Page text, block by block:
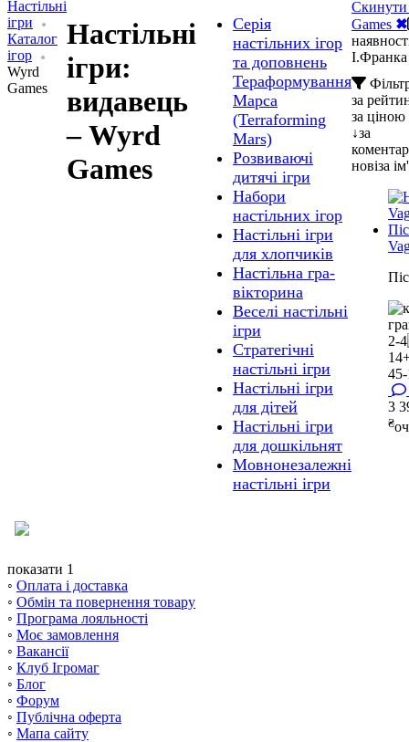
Настільні
ігри
Каталог
ігор
Wyrd
Games
Настільні
ігри:
видавець
– Wyrd
Games
Серія
настільних ігор
та доповнень
Тераформування
Марса
(Terraforming
Mars)
Розвиваючі
дитячі ігри
Набори
настільних ігор
Настільні ігри
для хлопчиків
Настільна гра-
вікторина
Веселі настільні
ігри
Стратегічні
настільні ігри
Настільні ігри
для дітей
Настільні ігри
для дошкільнят
Мовнонезалежні
настільні ігри
Скинути
Games ✖
І.Франка
за
за ціною
↓за
новіза
2-4
3
₴
показати 1
◦ Оплата і доставка
◦ Обмін та повернення товару
◦ Програма лояльності
◦ Моє замовлення
◦ Вакансії
◦ Клуб Ігромаг
◦ Блог
◦ Форум
◦ Публічна оферта
◦ Мапа сайту